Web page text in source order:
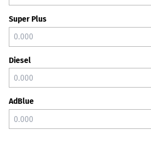
Super Plus
Diesel
AdBlue